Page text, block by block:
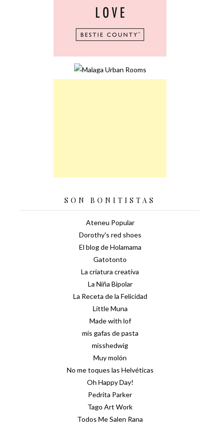
SON BONITISTAS
Ateneu Popular
Dorothy's red shoes
El blog de Holamama
Gatotonto
La criatura creativa
La Niña Bipolar
La Receta de la Felicidad
Little Muna
Made with lof
mis gafas de pasta
misshedwig
Muy molón
No me toques las Helvéticas
Oh Happy Day!
Pedrita Parker
Tago Art Work
Todos Me Salen Rana